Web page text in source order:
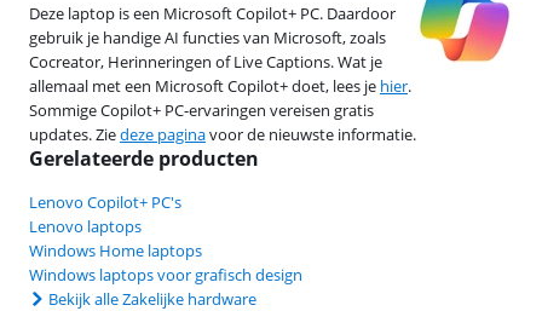
Deze laptop is een Microsoft Copilot+ PC. Daardoor
gebruik je handige AI functies van Microsoft, zoals
Cocreator, Herinneringen of Live Captions. Wat je
allemaal met een Microsoft Copilot+ doet, lees je hier.
Sommige Copilot+ PC-ervaringen vereisen gratis
updates. Ziedeze paginavoor de nieuwste informatie.
Gerelateerde producten
Lenovo Copilot+ PC's
Lenovo laptops
Windows Home laptops
Windows laptops voor grafisch design
Bekijk alle Zakelijke hardware